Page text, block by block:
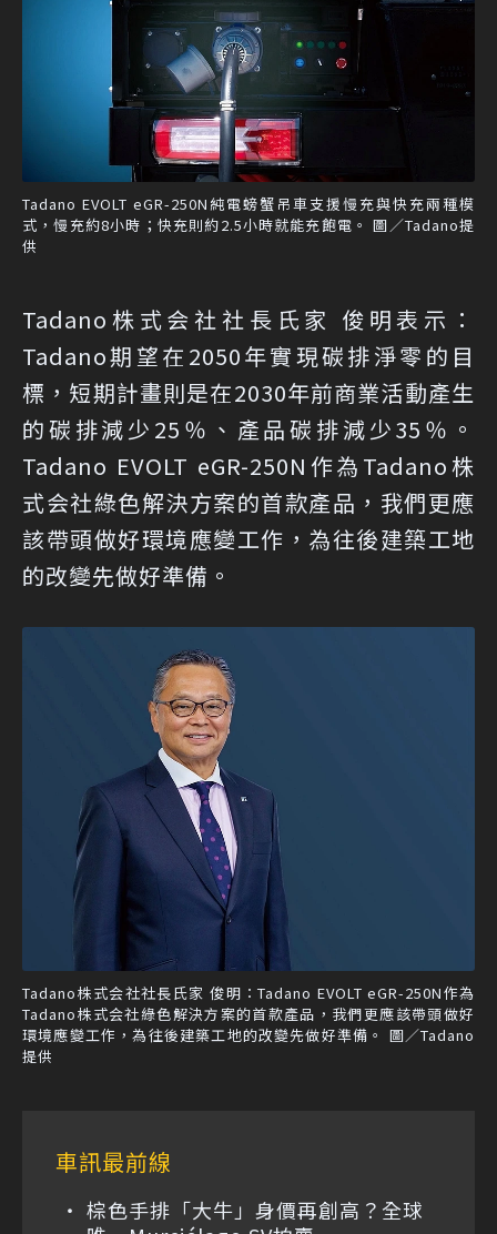
Tadano EVOLT eGR-250N純電螃蟹吊車支援慢充與快充兩種模
式，慢充約8小時；快充則約2.5小時就能充飽電。 圖／Tadano提
供
Tadano株式会社社長氏家 俊明表示：
Tadano期望在2050年實現碳排淨零的目
標，短期計畫則是在2030年前商業活動產生
的碳排減少25％、產品碳排減少35％。
Tadano EVOLT eGR-250N作為Tadano株
式会社綠色解決方案的首款產品，我們更應
該帶頭做好環境應變工作，為往後建築工地
的改變先做好準備。
Tadano株式会社社長氏家 俊明：Tadano EVOLT eGR-250N作為
Tadano株式会社綠色解決方案的首款產品，我們更應該帶頭做好
環境應變工作，為往後建築工地的改變先做好準備。 圖／Tadano
提供
車訊最前線
棕色手排「大牛」身價再創高？全球